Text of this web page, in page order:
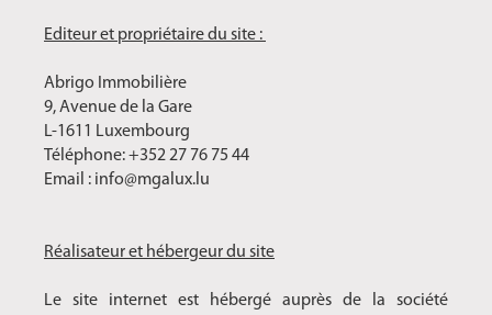
Editeur et propriétaire du site :
Abrigo Immobilière
9, Avenue de la Gare
L-1611 Luxembourg
Téléphone: +352 27 76 75 44
Email : info@mgalux.lu
Réalisateur et hébergeur du site
Le site internet est hébergé auprès de la société